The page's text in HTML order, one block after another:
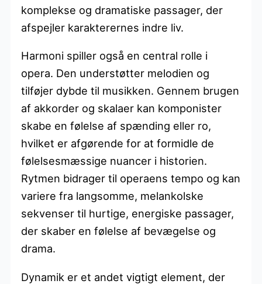
komplekse og dramatiske passager, der
afspejler karakterernes indre liv.
Harmoni spiller også en central rolle i
opera. Den understøtter melodien og
tilføjer dybde til musikken. Gennem brugen
af akkorder og skalaer kan komponister
skabe en følelse af spænding eller ro,
hvilket er afgørende for at formidle de
følelsesmæssige nuancer i historien.
Rytmen bidrager til operaens tempo og kan
variere fra langsomme, melankolske
sekvenser til hurtige, energiske passager,
der skaber en følelse af bevægelse og
drama.
Dynamik er et andet vigtigt element, der